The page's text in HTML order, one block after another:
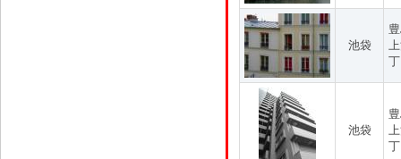
池袋
池袋